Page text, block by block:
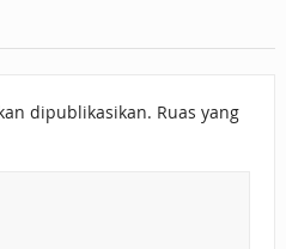
dipublikasikan. Ruas yang